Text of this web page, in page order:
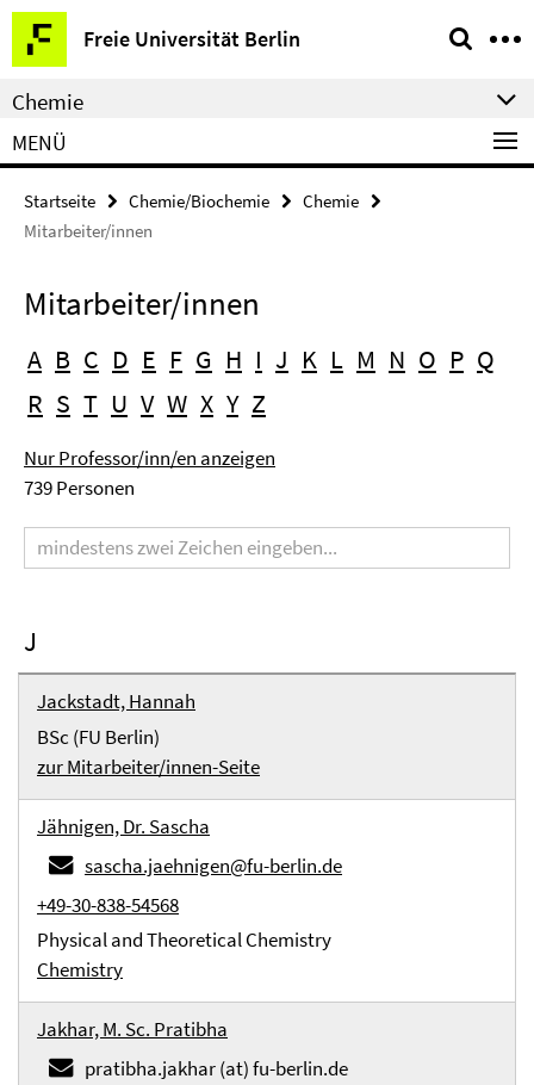
Springe
direkt
zu
Inhalt
Freie Universität Berlin
Service-
Navigation
Chemie
MENÜ
Startseite Chemie/Biochemie
Chemie
Mitarbeiter/innen
Mitarbeiter/innen
A B C D E F G H I J K L M N O P Q
R S T U V W X Y Z
Nur Professor/inn/en anzeigen
739 Personen
J
Jackstadt, Hannah
BSc (FU Berlin)
zur Mitarbeiter/innen-Seite
Jähnigen, Dr. Sascha
sascha.jaehnigen@fu-berlin.de
+49-30-838-54568
Physical and Theoretical Chemistry
Chemistry
Jakhar, M. Sc. Pratibha
pratibha.jakhar (at) fu-berlin.de